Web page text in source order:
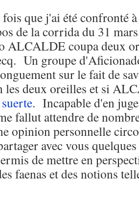
que j'ai été confronté
de la corrida du 31
ALCALDE coupa deux
Un groupe
sur le fait de
les deux oreilles et si
suerte. Incapable d'en
fallut attendre de
opinion personnelle
avec vous
de mettre en
faenas et des notions